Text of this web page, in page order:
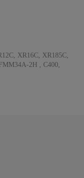
XR16C, XR185C,
2H , C400,